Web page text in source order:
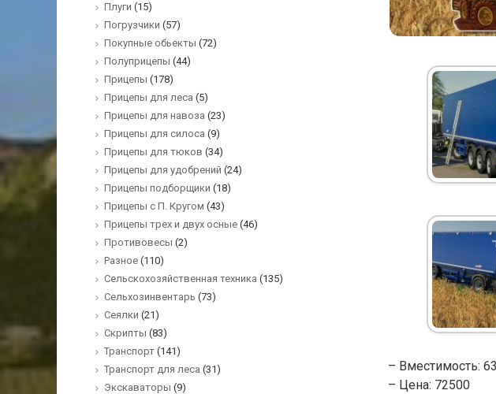
– Вместимость:
– Цена: 72500
Плуги (15)
Погрузчики (57)
Покупные обьекты (72)
Полуприцепы (44)
Прицепы (178)
Прицепы для леса (5)
Прицепы для навоза (23)
Прицепы для силоса (9)
Прицепы для тюков (34)
Прицепы для удобрений (24)
Прицепы подборщики (18)
Прицепы с П. Кругом (43)
Прицепы трех и двух осные (46)
Противовесы (2)
Разное (110)
Сельскохозяйственная техника (135)
Сельхозинвентарь (73)
Сеялки (21)
Скрипты (83)
Транспорт (141)
Транспорт для леса (31)
Экскаваторы (9)